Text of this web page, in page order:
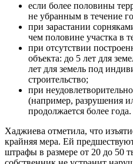
если более половины
не убранным в течение
при зарастании
чем половине участка в
при отсутствии
объекта: до 5 лет для
лет для земель под
строительство;
при
(например, разрушения
продолжается более года.
Хаджиева отметила, что
крайняя мера. Ей
штрафы в размере от 20 до 50